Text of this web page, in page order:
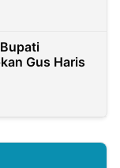
Gus Haris